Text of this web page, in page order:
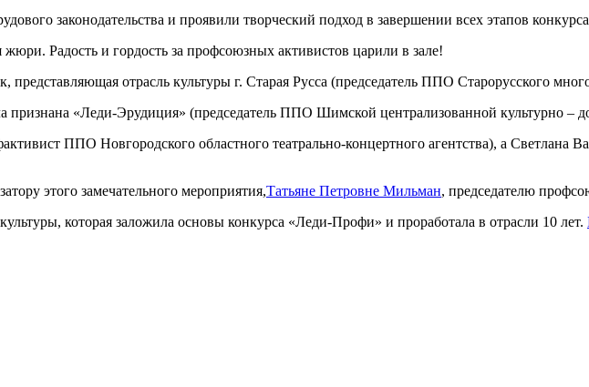
законодательства и проявили творческий подход в завершении всех этапов
Радость и гордость за профсоюзных активистов царили в зале!
отрасль культуры г. Старая Русса (председатель ППО Старорусского
«Леди-Эрудиция» (председатель ППО Шимской централизованной культурно –
ППО Новгородского областного театрально-концертного агентства), а Светлана
этого замечательного мероприятия,Татьяне Петровне Мильман, председателю
которая заложила основы конкурса «Леди-Профи» и проработала в отрасли 10 лет.